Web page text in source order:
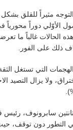
الأوّلي دوراً محورياً
الحالات غالباً ما
ذلك على الفور.
ولا يزال التصيد
سابرونوف، رئيس
التطور دون توقف،